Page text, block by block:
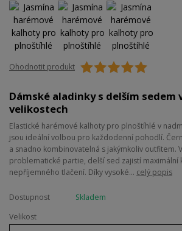
Ohodnotit produkt
Dámské aladinky s delším sedem
velikostech
Elastické harémové kalhoty pro plnoštíhlé v
jsou ideální volbou pro každodenní pohodlí.
a snadno kombinovatelná s jakýmkoliv outfitem.
problematické partie, delší sed zajistí maximální
nepříjemného tlačení. Díky vysoké... celý popis
Dostupnost
Skladem
Velikost